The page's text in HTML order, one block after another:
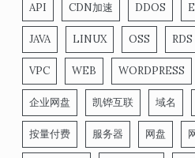
API CDN加速 DDOS
JAVA LINUX OSS RDS
VPC WEB WORDPRESS
企业网盘 凯铧互联 域名
按量付费 服务器 网盘